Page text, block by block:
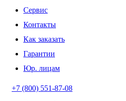
Сервис
Контакты
Как заказать
Гарантии
Юр. лицам
+7 (800) 551-87-08